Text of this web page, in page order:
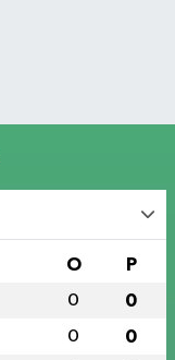
O P
0 0
0 0